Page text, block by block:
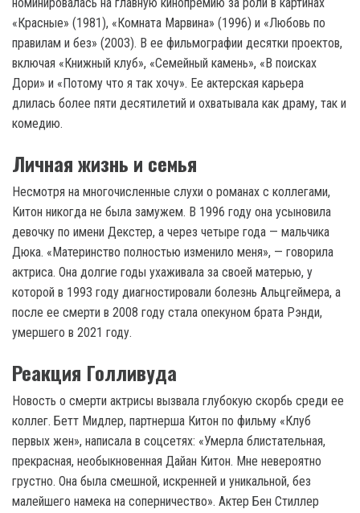
«Красные» (1981), «Комната Марвина» (1996) и «Любовь по
правилам и без» (2003). В ее фильмографии десятки проектов,
включая «Книжный клуб», «Семейный камень», «В поисках
Дори» и «Потому что я так хочу». Ее актерская карьера
длилась более пяти десятилетий и охватывала как драму, так и
комедию.
Личная жизнь и семья
Несмотря на многочисленные слухи о романах с коллегами,
Китон никогда не была замужем. В 1996 году она усыновила
девочку по имени Декстер, а через четыре года — мальчика
Дюка. «Материнство полностью изменило меня», — говорила
актриса. Она долгие годы ухаживала за своей матерью, у
которой в 1993 году диагностировали болезнь Альцгеймера, а
после ее смерти в 2008 году стала опекуном брата Рэнди,
умершего в 2021 году.
Реакция Голливуда
Новость о смерти актрисы вызвала глубокую скорбь среди ее
коллег. Бетт Мидлер, партнерша Китон по фильму «Клуб
первых жен», написала в соцсетях: «Умерла блистательная,
прекрасная, необыкновенная Дайан Китон. Мне невероятно
грустно. Она была смешной, искренней и уникальной, без
малейшего намека на соперничество». Актер Бен Стиллер